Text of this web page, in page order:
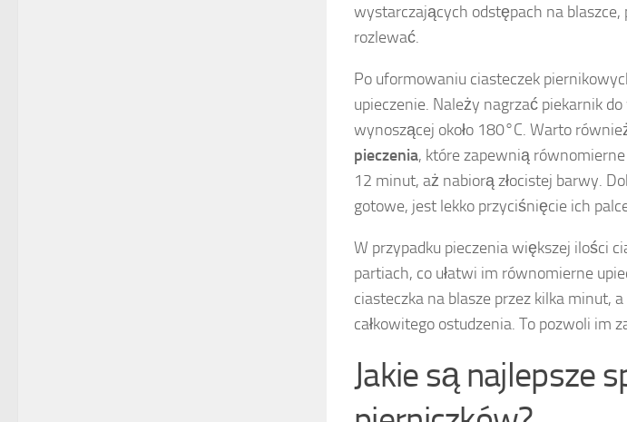
wystarczających odstępach na
rozlewać.
Po uformowaniu ciasteczek
upieczenie. Należy nagrzać piekarnik
wynoszącej około 180°C. Warto
pieczenia, które zapewnią
12 minut, aż nabiorą złocistej barwy.
gotowe, jest lekko przyciśnięcie ich
W przypadku pieczenia większej ilości
partiach, co ułatwi im równomierne
ciasteczka na blasze przez kilka minut,
całkowitego ostudzenia. To pozwoli im
Jakie są najlepsze